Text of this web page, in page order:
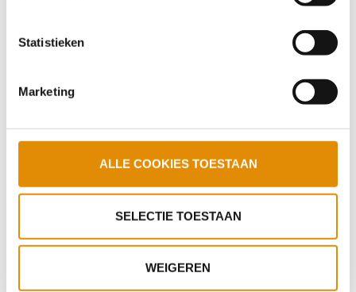
Statistieken
Marketing
ALLE COOKIES TOESTAAN
SELECTIE TOESTAAN
WEIGEREN
Over STEVIG